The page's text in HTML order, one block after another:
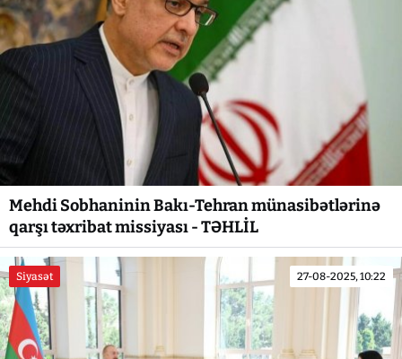
Mehdi Sobhaninin Bakı-Tehran münasibətlərinə
qarşı təxribat missiyası - TƏHLİL
Siyasət 27-08-2025, 10:22